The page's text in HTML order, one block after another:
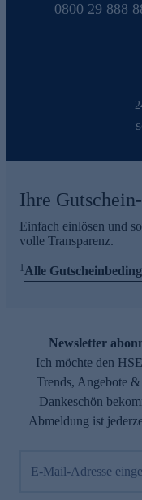
0800 29 888
Ihre
Einfach einlösen und
volle Transparenz.
1Alle
Newsletter
Ich möchte den
Trends, Angebote
Dankeschön
Abmeldung ist
E-Mail-Adresse